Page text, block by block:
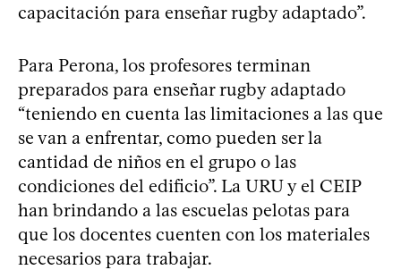
capacitación para enseñar rugby adaptado”.
Para Perona, los profesores terminan
preparados para enseñar rugby adaptado
“teniendo en cuenta las limitaciones a las que
se van a enfrentar, como pueden ser la
cantidad de niños en el grupo o las
condiciones del edificio”. La URU y el CEIP
han brindando a las escuelas pelotas para
que los docentes cuenten con los materiales
necesarios para trabajar.